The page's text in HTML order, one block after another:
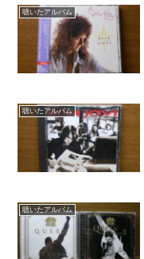
聴いたアルバム
聴いたアルバム
聴いたアルバム